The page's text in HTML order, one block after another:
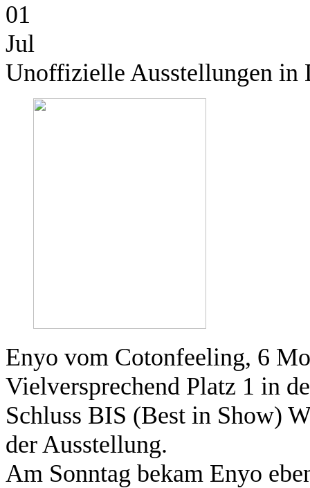
01
Jul
Unoffizielle Ausstellungen in
Enyo vom Cotonfeeling, 6
Vielversprechend Platz 1 in
Schluss BIS (Best in Show)
der Ausstellung.
Am Sonntag bekam Enyo